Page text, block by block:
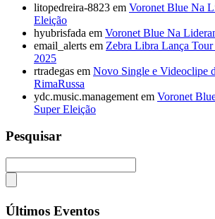
litopedreira-8823 em Voronet Blue Na
Eleição
hyubrisfada em Voronet Blue Na
email_alerts em Zebra Libra Lança
2025
rtradegas em Novo Single e Videoclipe
RimaRussa
ydc.music.management em Voronet
Super Eleição
Pesquisar
Últimos Eventos